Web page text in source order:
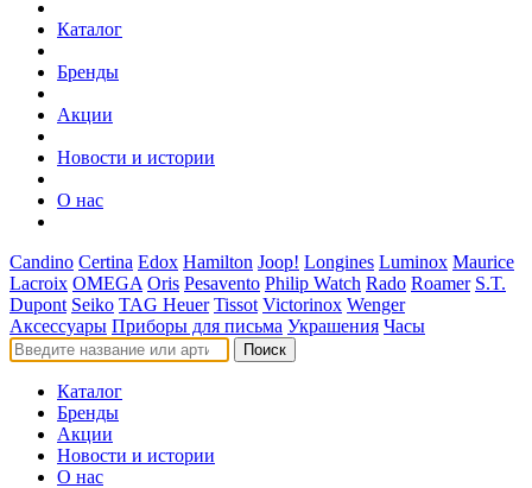
Каталог
Бренды
Акции
Новости и истории
О нас
Candino Certina Edox Hamilton Joop! Longines Luminox Maurice
Lacroix OMEGA Oris Pesavento Philip Watch Rado Roamer S.T.
Dupont Seiko TAG Heuer Tissot Victorinox Wenger
Аксессуары Приборы для письма Украшения Часы
Поиск
Каталог
Бренды
Акции
Новости и истории
О нас